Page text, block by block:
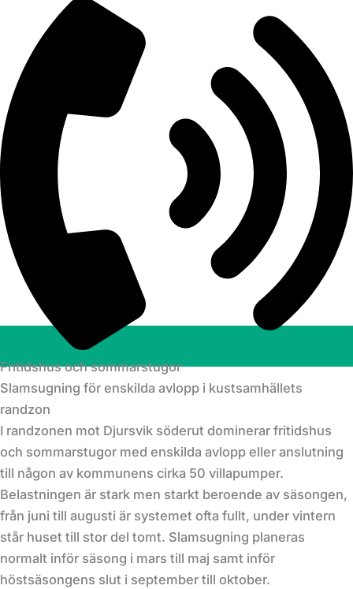
Fritidshus och sommarstugor
Slamsugning för enskilda avlopp i kustsamhällets
randzon
I randzonen mot Djursvik söderut dominerar fritidshus
och sommarstugor med enskilda avlopp eller anslutning
till någon av kommunens cirka 50 villapumper.
Belastningen är stark men starkt beroende av säsongen,
från juni till augusti är systemet ofta fullt, under vintern
står huset till stor del tomt. Slamsugning planeras
normalt inför säsong i mars till maj samt inför
höstsäsongens slut i september till oktober.